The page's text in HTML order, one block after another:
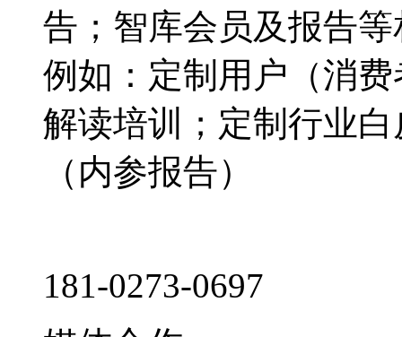
告；智库会员及报告
例如：定制用户（消
解读培训；定制行业
（内参报告）
181-0273-0697